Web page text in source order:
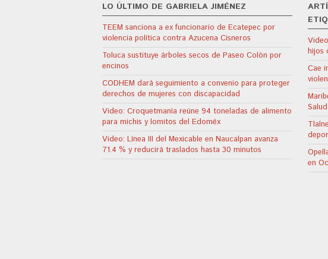
LO ÚLTIMO DE GABRIELA JIMÉNEZ
TEEM sanciona a ex funcionario de Ecatepec por
violencia política contra Azucena Cisneros
Toluca sustituye árboles secos de Paseo Colón por
encinos
CODHEM dará seguimiento a convenio para proteger
derechos de mujeres con discapacidad
Video: Croquetmanía reúne 94 toneladas de alimento
para michis y lomitos del Edoméx
Video: Línea III del Mexicable en Naucalpan avanza
71.4 % y reducirá traslados hasta 30 minutos
hijos
Cae
en